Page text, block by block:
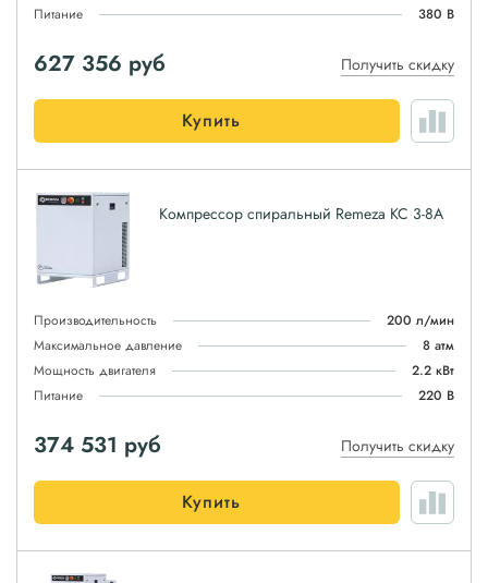
Питание
380 В
627 356 руб Получить скидку
Купить
Компрессор спиральный Remeza КС 3-8А
Производительность
200 л/мин
Максимальное давление
8 атм
Мощность двигателя
2.2 кВт
Питание
220 В
374 531 руб Получить скидку
Купить